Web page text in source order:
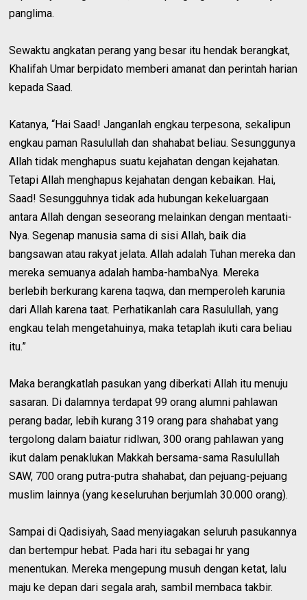
panglima.
Sewaktu angkatan perang yang besar itu hendak berangkat,
Khalifah Umar berpidato memberi amanat dan perintah harian
kepada Saad.
Katanya, “Hai Saad! Janganlah engkau terpesona, sekalipun
engkau paman Rasulullah dan shahabat beliau. Sesunggunya
Allah tidak menghapus suatu kejahatan dengan kejahatan.
Tetapi Allah menghapus kejahatan dengan kebaikan. Hai,
Saad! Sesungguhnya tidak ada hubungan kekeluargaan
antara Allah dengan seseorang melainkan dengan mentaati-
Nya. Segenap manusia sama di sisi Allah, baik dia
bangsawan atau rakyat jelata. Allah adalah Tuhan mereka dan
mereka semuanya adalah hamba-hambaNya. Mereka
berlebih berkurang karena taqwa, dan memperoleh karunia
dari Allah karena taat. Perhatikanlah cara Rasulullah, yang
engkau telah mengetahuinya, maka tetaplah ikuti cara beliau
itu.”
Maka berangkatlah pasukan yang diberkati Allah itu menuju
sasaran. Di dalamnya terdapat 99 orang alumni pahlawan
perang badar, lebih kurang 319 orang para shahabat yang
tergolong dalam baiatur ridlwan, 300 orang pahlawan yang
ikut dalam penaklukan Makkah bersama-sama Rasulullah
SAW, 700 orang putra-putra shahabat, dan pejuang-pejuang
muslim lainnya (yang keseluruhan berjumlah 30.000 orang).
Sampai di Qadisiyah, Saad menyiagakan seluruh pasukannya
dan bertempur hebat. Pada hari itu sebagai hr yang
menentukan. Mereka mengepung musuh dengan ketat, lalu
maju ke depan dari segala arah, sambil membaca takbir.